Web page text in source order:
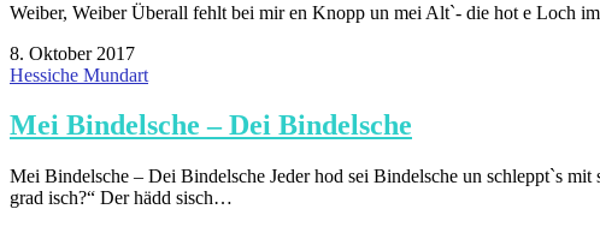
Weiber, Weiber Überall fehlt bei mir en Knopp un mei Alt`- die hot e Loch
8. Oktober 2017
Hessiche Mundart
Mei Bindelsche – Dei Bindelsche
Mei Bindelsche – Dei Bindelsche Jeder hod sei Bindelsche un schleppt`s
grad isch?“ Der hädd sisch…